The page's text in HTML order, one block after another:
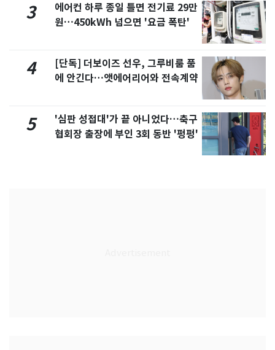
3
에어컨 하루 종일 틀면 전기료 29만
원…450kWh 넘으면 '요금 폭탄'
4
[단독] 더보이즈 선우, 그루비룸 품
에 안긴다…앳에어리어와 전속계약
5
'심판 성접대'가 끝 아니었다…축구
협회장 출장에 부인 3회 동반 '펑펑'